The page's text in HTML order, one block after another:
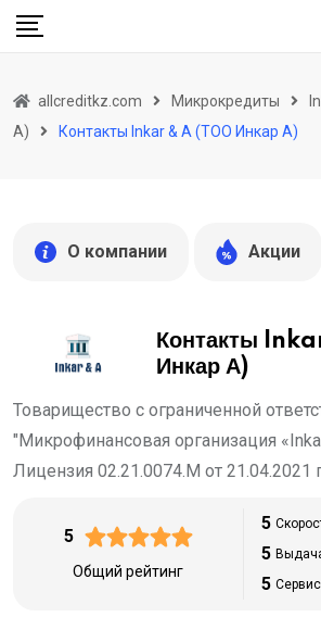
Skip
allcreditkz.com Микрокредиты
А)
Контакты Inkar & A (ТОО Инкар А)
О компании Акции
Контакты
Инкар А)
Товарищество с ограниченной
"Микрофинансовая организация
Лицензия 02.21.0074.M от 21.04.2021
5
Общий рейтинг
5
5
5 Сервис